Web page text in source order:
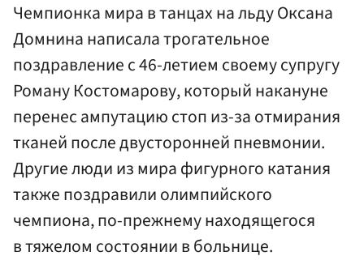
Чемпионка мира в танцах на льду Оксана
Домнина написала трогательное
поздравление с 46-летием своему супругу
Роману Костомарову, который накануне
перенес ампутацию стоп из-за отмирания
тканей после двусторонней пневмонии.
Другие люди из мира фигурного катания
также поздравили олимпийского
чемпиона, по-прежнему находящегося
в тяжелом состоянии в больнице.